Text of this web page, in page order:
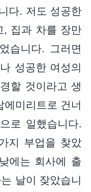
다. 저도 성공한
, 집과 차를 장만
습니다. 그러면
성공한 여성의
할 것이라고 생
미리트로 건너
로 일했습니다.
지 부업을 찾았
에는 회사에 출
날이 잦았습니